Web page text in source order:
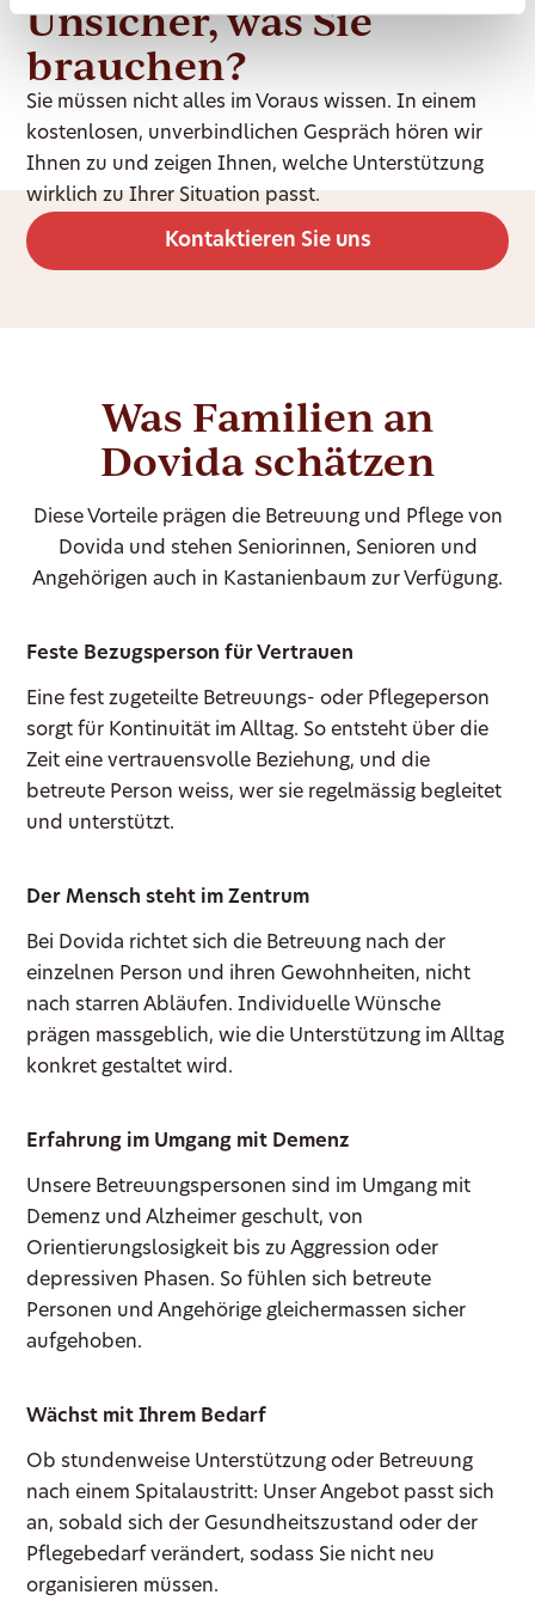
Unsicher, was Sie
brauchen?
Sie müssen nicht alles im Voraus wissen. In einem
kostenlosen, unverbindlichen Gespräch hören wir
Ihnen zu und zeigen Ihnen, welche Unterstützung
wirklich zu Ihrer Situation passt.
Kontaktieren Sie uns
Was Familien an
Dovida schätzen
Diese Vorteile prägen die Betreuung und Pflege von
Dovida und stehen Seniorinnen, Senioren und
Angehörigen auch in Kastanienbaum zur Verfügung.
Feste Bezugsperson für Vertrauen
Eine fest zugeteilte Betreuungs- oder Pflegeperson
sorgt für Kontinuität im Alltag. So entsteht über die
Zeit eine vertrauensvolle Beziehung, und die
betreute Person weiss, wer sie regelmässig begleitet
und unterstützt.
Der Mensch steht im Zentrum
Bei Dovida richtet sich die Betreuung nach der
einzelnen Person und ihren Gewohnheiten, nicht
nach starren Abläufen. Individuelle Wünsche
prägen massgeblich, wie die Unterstützung im Alltag
konkret gestaltet wird.
Erfahrung im Umgang mit Demenz
Unsere Betreuungspersonen sind im Umgang mit
Demenz und Alzheimer geschult, von
Orientierungslosigkeit bis zu Aggression oder
depressiven Phasen. So fühlen sich betreute
Personen und Angehörige gleichermassen sicher
aufgehoben.
Wächst mit Ihrem Bedarf
Ob stundenweise Unterstützung oder Betreuung
nach einem Spitalaustritt: Unser Angebot passt sich
an, sobald sich der Gesundheitszustand oder der
Pflegebedarf verändert, sodass Sie nicht neu
organisieren müssen.